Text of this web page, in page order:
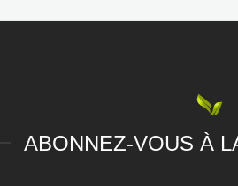
ABONNEZ-VOUS À